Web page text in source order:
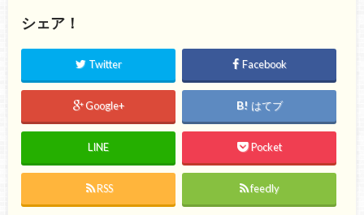
シェア！
Twitter Facebook
Google+ はてブ
LINE Pocket
RSS feedly